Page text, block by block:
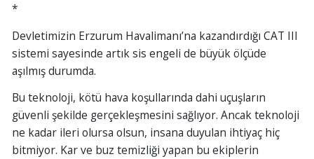
*
Devletimizin Erzurum Havalimanı’na kazandırdığı CAT III
sistemi sayesinde artık sis engeli de büyük ölçüde
aşılmış durumda.
Bu teknoloji, kötü hava koşullarında dahi uçuşların
güvenli şekilde gerçekleşmesini sağlıyor. Ancak teknoloji
ne kadar ileri olursa olsun, insana duyulan ihtiyaç hiç
bitmiyor. Kar ve buz temizliği yapan bu ekiplerin